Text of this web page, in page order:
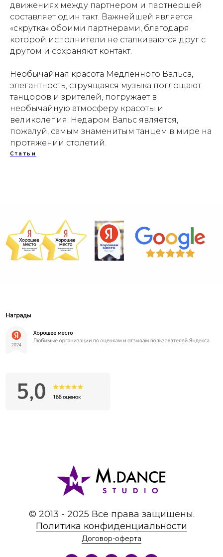
движениях между партнером и партнершей
составляет один такт. Важнейшей является
«скрутка» обоими партнерами, благодаря
которой исполнители не сталкиваются друг с
другом и сохраняют контакт.
Необычайная красота Медленного Вальса,
элегантность, струящаяся музыка поглощают
танцоров и зрителей, погружает в
необычайную атмосферу красоты и
великолепия. Недаром Вальс является,
пожалуй, самым знаменитым танцем в мире на
протяжении столетий.
Статьи
© 2013 - 2025 Все права защищены.
Политика конфиденциальности
Договор-оферта